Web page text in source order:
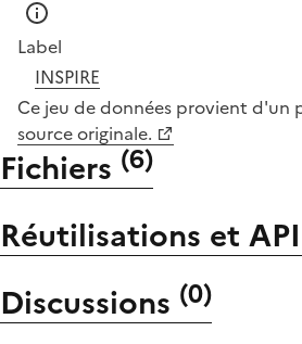
Label
INSPIRE
Ce jeu de données provient d'un
source originale.
Fichiers (6)
Réutilisations et API
Discussions (0)